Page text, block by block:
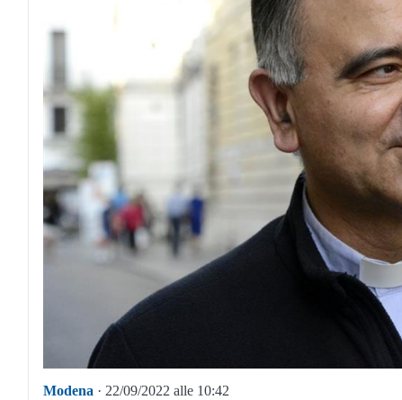
Modena · 22/09/2022 alle 10:42